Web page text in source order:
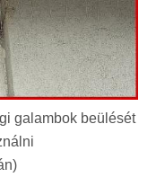
galambok beülését